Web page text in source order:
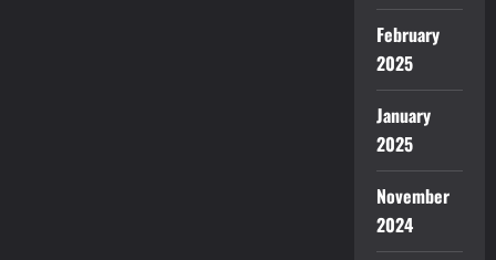
February
2025
January
2025
November
2024